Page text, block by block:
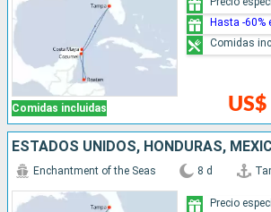
Comidas incluidas
Hasta -60%
Comidas
ESTADOS UNIDOS, HONDURAS,
Enchantment of the Seas 8 d
Precio